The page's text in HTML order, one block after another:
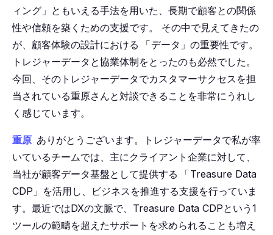
ィング」ともいえる手法を用いた、長期で顧客との関係
性や信頼を築くための支援です。
その中で見えてきたの
が、顧客体験の設計における
「データ」の重要性です。
トレジャーデータと協業体制をとったのも必然でした。
今回、そのトレジャーデータでカスタマーサクセスを担
当されている重原さんと対談できることを非常にうれし
く感じています。
重原 ありがとうございます。トレジャーデータで私が率
いているチームでは、主にクライアント企業に対して、
当社が顧客データ基盤として提供する
「Treasure Data
CDP」を活用し、ビジネスを推進する支援を行っていま
す。最近ではDXの文脈で、Treasure Data CDPという1
ツールの範疇を超えたサポートを求められることも増え